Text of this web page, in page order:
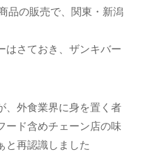
品の販売で、関東・新潟
はさておき、ザンキバー
、外食業界に身を置く者
ード含めチェーン店の味
と再認識しました